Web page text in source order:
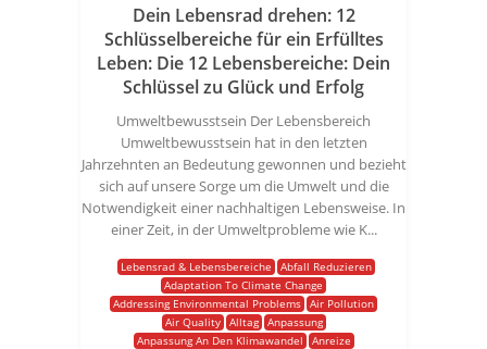
Dein Lebensrad drehen: 12
Schlüsselbereiche für ein Erfülltes
Leben: Die 12 Lebensbereiche: Dein
Schlüssel zu Glück und Erfolg
Umweltbewusstsein Der Lebensbereich
Umweltbewusstsein hat in den letzten
Jahrzehnten an Bedeutung gewonnen und bezieht
sich auf unsere Sorge um die Umwelt und die
Notwendigkeit einer nachhaltigen Lebensweise. In
einer Zeit, in der Umweltprobleme wie K...
Lebensrad & Lebensbereiche
Abfall Reduzieren
Adaptation To Climate Change
Addressing Environmental Problems Air Pollution
Air Quality
Alltag
Anpassung
Anpassung An Den Klimawandel
Anreize